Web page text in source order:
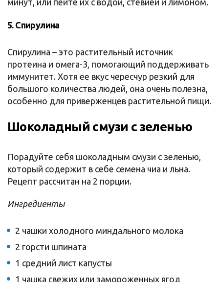
5. Спирулина
Спирулина – это растительный источник
протеина и омега-3, помогающий поддерживать
иммунитет. Хотя ее вкус чересчур резкий для
большого количества людей, она очень полезна,
особенно для приверженцев растительной пищи.
Шоколадный смузи с зеленью
Порадуйте себя шоколадным смузи с зеленью,
который содержит в себе семена чиа и льна.
Рецепт рассчитан на 2 порции.
Ингредиенты
2 чашки холодного миндального молока
2 горсти шпината
1 cредний лист капусты
1 чашка свежих или замороженных ягод